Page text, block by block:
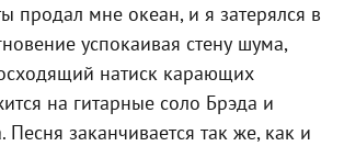
продал мне океан, и я затерялся в
успокаивая стену шума,
натиск карающих
на гитарные соло Брэда и
Песня заканчивается так же, как и